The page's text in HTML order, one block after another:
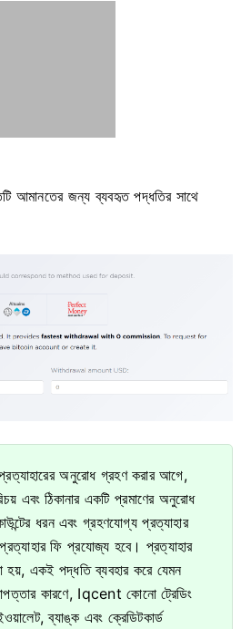
আমানতের জন্য ব্যবহৃত পদ্ধতির সাথে
অনুরোধ গ্রহণ করার আগে,
এবং ঠিকানার একটি প্রমাণের অনুরোধ
ধরন এবং গ্রহণযোগ্য প্রত্যাহার
ফি প্রযোজ্য হবে। প্রত্যাহার
হয়, একই পদ্ধতি ব্যবহার করে যেমন
কারণে, Iqcent কোনো ট্রেডিং
ব্যাঙ্ক এবং ক্রেডিটকার্ড